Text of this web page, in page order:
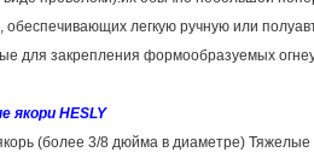
обеспечивающих легкую ручную или
для закрепления формообразуемых
якори HESLY
(более 3/8 дюйма в диаметре)